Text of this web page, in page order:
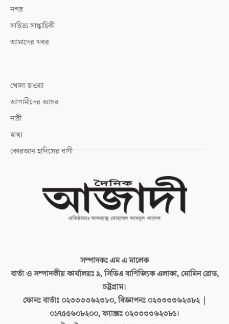
নগর
সাহিত্য সাপ্তাহিকী
আমাদের খবর
খোলা হাওয়া
আগামীদের আসর
নারী
স্বাস্থ্য
কোরআন হাদিসের বাণী
সম্পাদকঃএম এ মালেক
বার্তা ও সম্পাদকীয় কার্যালয়ঃ৯, সিডিএ বাণিজ্যিক এলাকা, মোমিন রোড,
চট্টগ্রাম।
ফোনঃ বার্তাঃ ০২৩৩৩৩৬২৩৮০, বিজ্ঞাপনঃ ০২৩৩৩৩৬২৩৮২ |
০১৭৫৫৬০৮২০০, ফ্যাক্সঃ ০২৩৩৩৩৬২৩৮১।